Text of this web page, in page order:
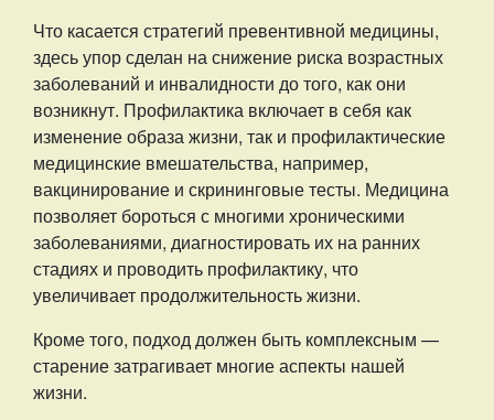
Что касается стратегий превентивной медицины,
здесь упор сделан на снижение риска возрастных
заболеваний и инвалидности до того, как они
возникнут. Профилактика включает в себя как
изменение образа жизни, так и профилактические
медицинские вмешательства, например,
вакцинирование и скрининговые тесты. Медицина
позволяет бороться с многими хроническими
заболеваниями, диагностировать их на ранних
стадиях и проводить профилактику, что
увеличивает продолжительность жизни.
Кроме того, подход должен быть комплексным —
старение затрагивает многие аспекты нашей
жизни.